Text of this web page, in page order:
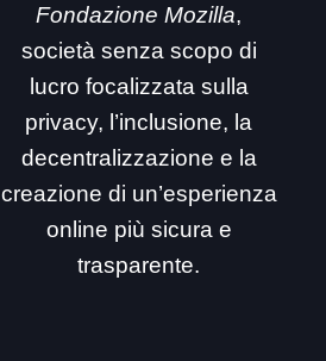
Fondazione Mozilla,
società senza scopo di
lucro focalizzata sulla
privacy, l’inclusione, la
decentralizzazione e la
creazione di un’esperienza
online più sicura e
trasparente.